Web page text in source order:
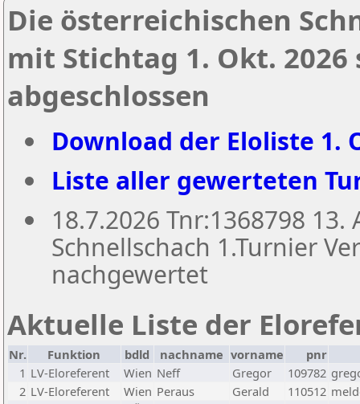
Die österreichischen
mit Stichtag 1. Okt.
abgeschlossen
Download der Eloliste 1.
Liste aller gewerteten
18.7.2026 Tnr:1368798
Schnellschach 1.Turnier
nachgewertet
Aktuelle Liste der
Nr. Funktion bdld nachname vorname
pnr
1 LV-Eloreferent Wien Neff Gregor 109782
2 LV-Eloreferent Wien Peraus Gerald 110512